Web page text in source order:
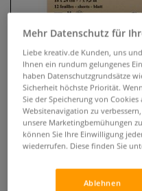
Clairefontaine
Sortierung 1
2
Den sehr feinkörnigen
samtartiger Oberfläche
Blöcke. Zwischenblätter
Mehr Datenschutz für
Liebe kreativ.de Kunden, uns
Ihnen ein rundum gelungenes
haben Datenschutzgrundsätze
Sicherheit höchste Priorität.
Sie der Speicherung von
Websitenavigation zu
unsere Marketingbemühungen
können Sie Ihre Einwilligung
wiederrufen. Diese finden Sie
Ablehnen